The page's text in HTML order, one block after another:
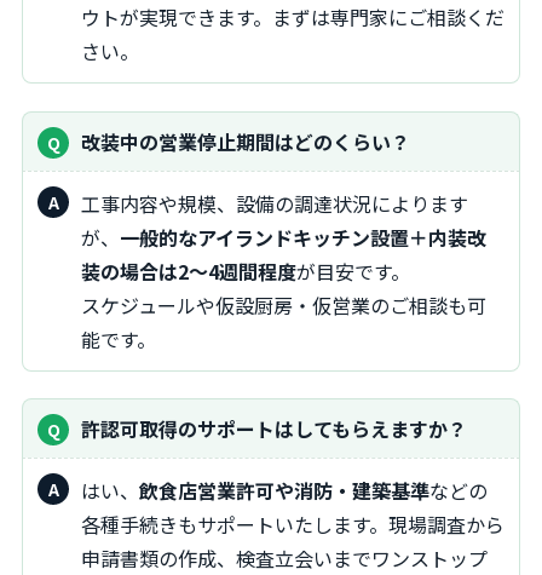
ウトが実現できます。まずは専門家にご相談くだ
さい。
改装中の営業停止期間はどのくらい？
工事内容や規模、設備の調達状況によります
が、 一般的なアイランドキッチン設置＋内装改
装の場合は2〜4週間程度が目安です。
スケジュールや仮設厨房・仮営業のご相談も可
能です。
許認可取得のサポートはしてもらえますか？
はい、 飲食店営業許可や消防・建築基準などの
各種手続きもサポートいたします。現場調査から
申請書類の作成、検査立会いまでワンストップ